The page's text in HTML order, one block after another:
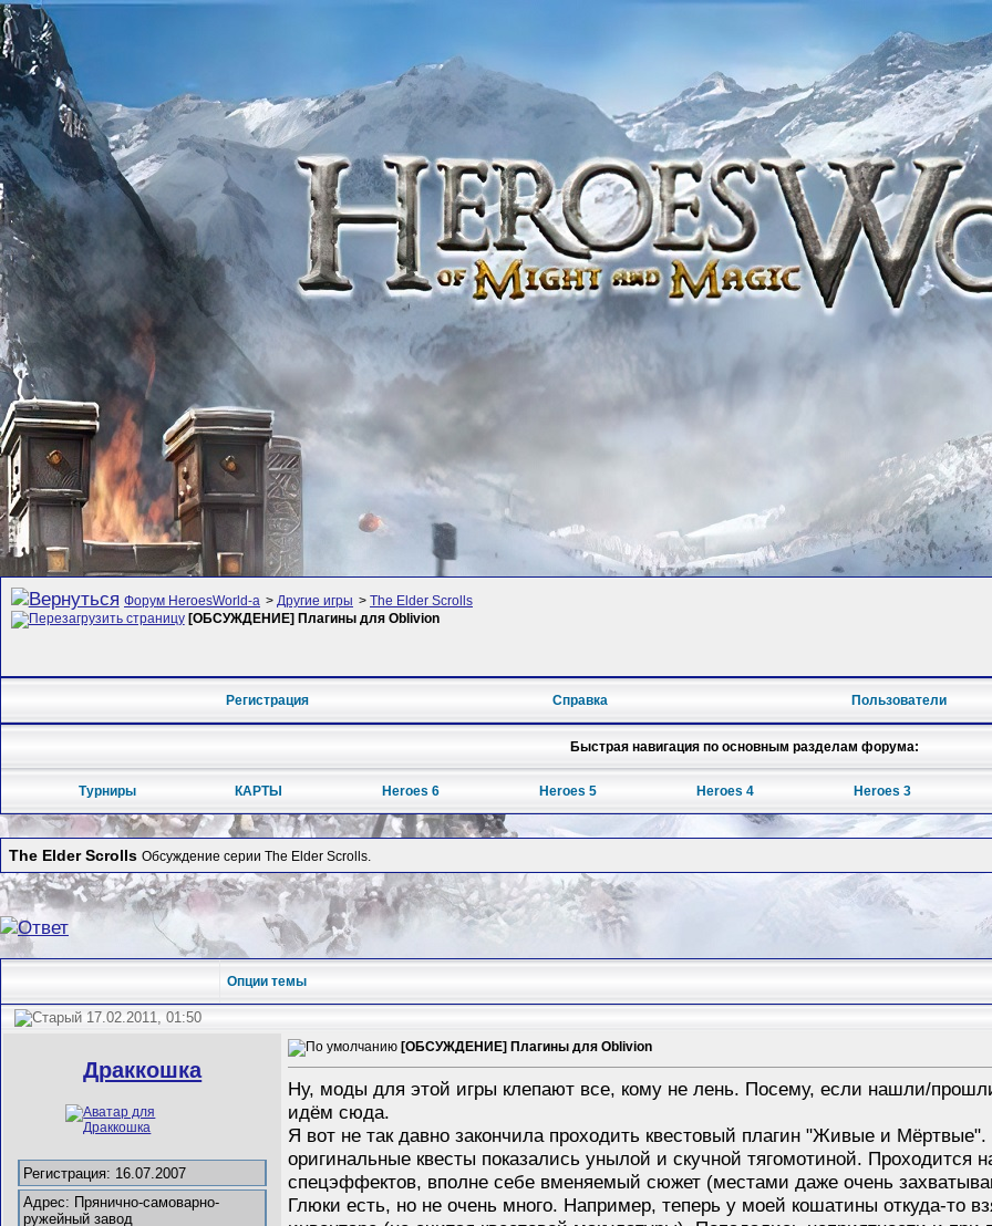
Форум HeroesWorld-а > Другие игры > The Elder Scrolls
[ОБСУЖДЕНИЕ] Плагины для Oblivion
Регистрация Справка Пользователи
Быстрая навигация по основным разделам форума:
Турниры КАРТЫ Heroes 6 Heroes 5 Heroes 4 Heroes 3
The Elder Scrolls Обсуждение серии The Elder Scrolls.
Опции темы
17.02.2011, 01:50
Драккошка
Регистрация: 16.07.2007
Адрес: Прянично-самоварно-
ружейный завод
[ОБСУЖДЕНИЕ] Плагины для Oblivion
Ну, моды для этой игры клепают все, кому не лень. Посему, если нашли/
идём сюда.
Я вот не так давно закончила проходить квестовый плагин "Живые и
оригинальные квесты показались унылой и скучной тягомотиной. Проходится
спецэффектов, вполне себе вменяемый сюжет (местами даже очень
Глюки есть, но не очень много. Например, теперь у моей кошатины откуда-то